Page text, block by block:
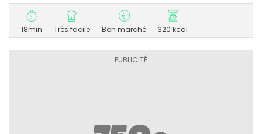
18min Très facile Bon marché 320 kcal